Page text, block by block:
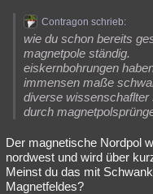
Contragon schrieb:
wie du schon bereits
magnetpole ständig.
eiskernbohrungen
immensen maße
diverse wissenschaflter
durch
Der magnetische Nordpol
nordwest und wird über
Meinst du das mit
Magnetfeldes?